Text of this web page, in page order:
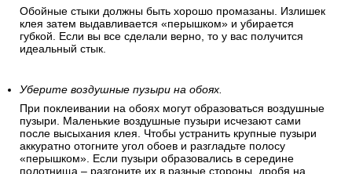
Обойные стыки должны быть хорошо промазаны. Излишек
клея затем выдавливается «перышком» и убирается
губкой. Если вы все сделали верно, то у вас получится
идеальный стык.
Уберите воздушные пузыри на обоях.
При поклеивании на обоях могут образоваться воздушные
пузыри. Маленькие воздушные пузыри исчезают сами
после высыхания клея. Чтобы устранить крупные пузыри
аккуратно отогните угол обоев и разгладьте полосу
«перышком». Если пузыри образовались в середине
полотнища – разгоните их в разные стороны, дробя на